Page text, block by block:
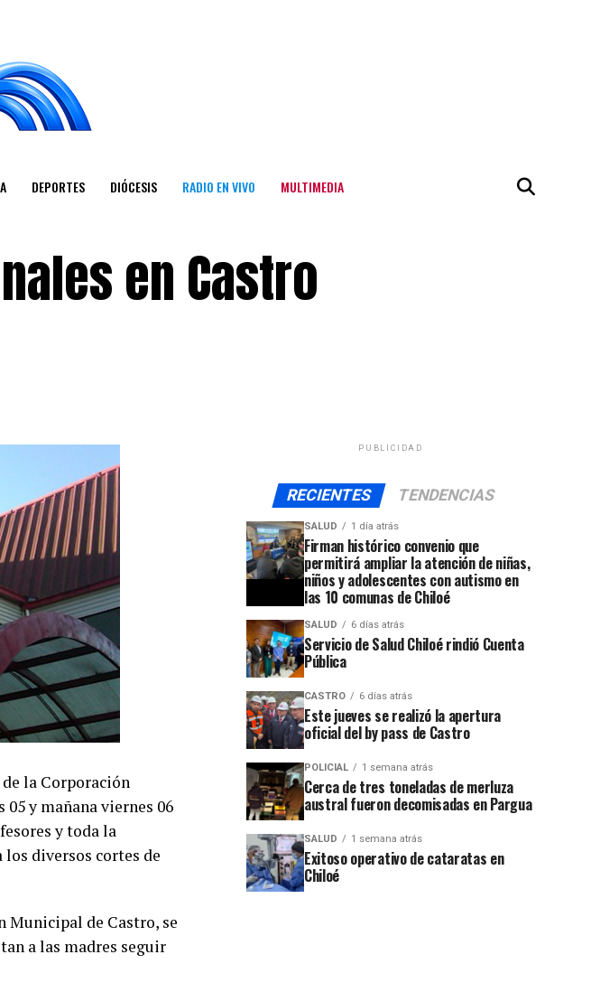
DEPORTES DIÓCESIS RADIO EN VIVO MULTIMEDIA
en Castro
la Corporación
y mañana viernes 06
y toda la
diversos cortes de
Municipal de Castro, se
a las madres seguir
PUBLICIDAD
RECIENTES TENDENCIAS
SALUD 1 día atrás
Firman histórico convenio que
permitirá ampliar la atención de niñas,
niños y adolescentes con autismo en
las 10 comunas de Chiloé
SALUD 6 días atrás
Servicio de Salud Chiloé rindió Cuenta
Pública
CASTRO 6 días atrás
Este jueves se realizó la apertura
oficial del by pass de Castro
POLICIAL 1 semana atrás
Cerca de tres toneladas de merluza
austral fueron decomisadas en Pargua
SALUD 1 semana atrás
Exitoso operativo de cataratas en
Chiloé